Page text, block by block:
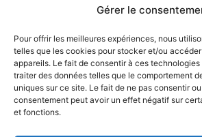
Gérer le
Pour offrir les meilleures expériences, nous
telles que les cookies pour stocker et/ou
appareils. Le fait de consentir à ces
traiter des données telles que le comportement
uniques sur ce site. Le fait de ne pas consentir
consentement peut avoir un effet négatif sur
et fonctions.